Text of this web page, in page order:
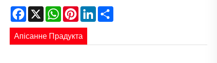
Facebook
X WhatsApp
PinterestLinkedIn
Апісанне Прадукта